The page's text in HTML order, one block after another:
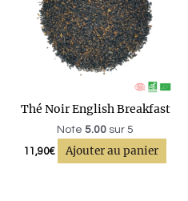
Thé Noir English Breakfast
Note5.00 sur 5
11,90€ Ajouter au panier